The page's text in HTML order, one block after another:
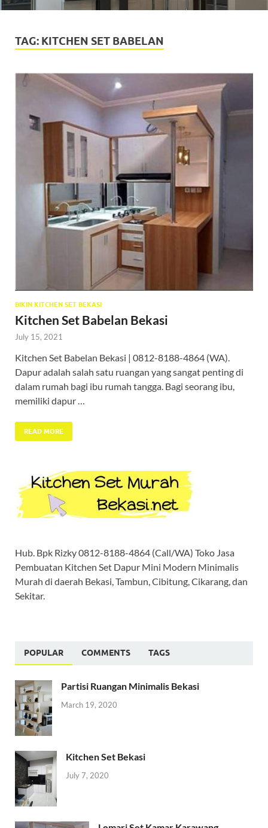
TAG: KITCHEN SET BABELAN
BIKIN KITCHEN SET BEKASI
Kitchen Set Babelan Bekasi
July 15, 2021
Kitchen Set Babelan Bekasi | 0812-8188-4864 (WA).
Dapur adalah salah satu ruangan yang sangat penting di
dalam rumah bagi ibu rumah tangga. Bagi seorang ibu,
memiliki dapur …
READ MORE
Hub. Bpk Rizky 0812-8188-4864 (Call/WA) Toko Jasa
Pembuatan Kitchen Set Dapur Mini Modern Minimalis
Murah di daerah Bekasi, Tambun, Cibitung, Cikarang, dan
Sekitar.
POPULAR COMMENTS TAGS
Partisi Ruangan Minimalis Bekasi
March 19, 2020
Kitchen Set Bekasi
July 7, 2020